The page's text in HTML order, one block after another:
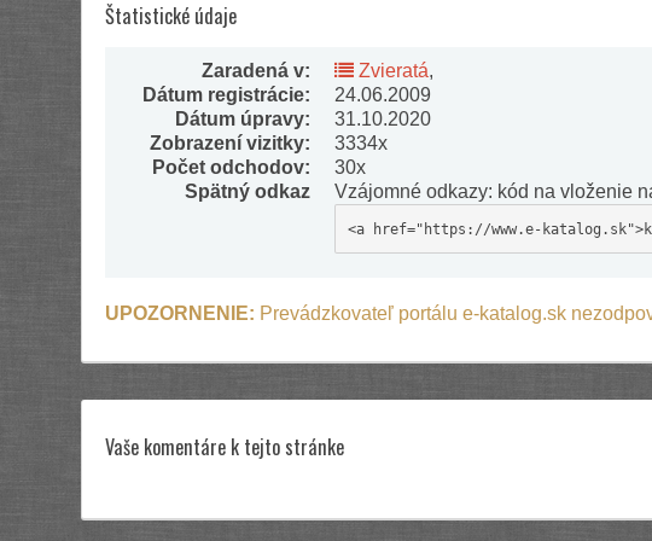
Štatistické údaje
Zaradená v: Zvieratá,
Dátum registrácie:
24.06.2009
Dátum úpravy:
31.10.2020
Zobrazení vizitky:
3334x
Počet odchodov:
30x
Spätný odkaz
Vzájomné odkazy: kód na vloženie
<a href="https://www.e-
UPOZORNENIE: Prevádzkovateľ portálu e-katalog.sk
Vaše komentáre k tejto stránke